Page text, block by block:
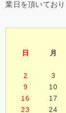
業日を頂いてお
日
月
2
3
9
10
16
17
23
24